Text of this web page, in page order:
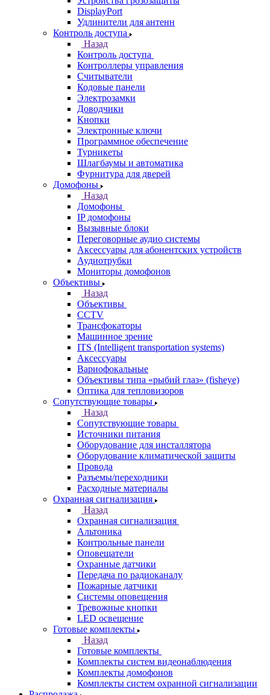
DisplayPort
Удлинители для антенн
Контроль доступа
Назад
Контроль доступа
Контроллеры управления
Считыватели
Кодовые панели
Электрозамки
Доводчики
Кнопки
Электронные ключи
Программное обеспечение
Турникеты
Шлагбаумы и автоматика
Фурнитура для дверей
Домофоны
Назад
Домофоны
IP домофоны
Вызывные блоки
Переговорные аудио системы
Аксессуары для абонентских устройств
Аудиотрубки
Мониторы домофонов
Объективы
Назад
Объективы
CCTV
Трансфокаторы
Машинное зрение
ITS (Intelligent transportation systems)
Аксессуары
Вариофокальные
Объективы типа «рыбий глаз» (fisheye)
Оптика для тепловизоров
Сопутствующие товары
Назад
Сопутствующие товары
Источники питания
Оборудование для инсталлятора
Оборудование климатической защиты
Провода
Разъемы/переходники
Расходные материалы
Охранная сигнализация
Назад
Охранная сигнализация
Альтоника
Контрольные панели
Оповещатели
Охранные датчики
Передача по радиоканалу
Пожарные датчики
Системы оповещения
Тревожные кнопки
LED освещение
Готовые комплекты
Назад
Готовые комплекты
Комплекты систем видеонаблюдения
Комплекты домофонов
Комплекты систем охранной сигнализации